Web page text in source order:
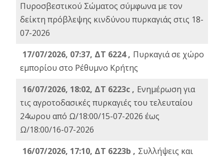
Πυροσβεστικού Σώματος σύμφωνα με τον
δείκτη πρόβλεψης κινδύνου πυρκαγιάς στις 18-
07-2026
17/07/2026, 07:37, ΔΤ 6224 , Πυρκαγιά σε χώρο
εμπορίου στο Ρέθυμνο Κρήτης
16/07/2026, 18:02, ΔΤ 6223c , Ενημέρωση για
τις αγροτοδασικές πυρκαγιές του τελευταίου
24ωρου από Ω/18:00/15-07-2026 έως
Ω/18:00/16-07-2026
16/07/2026, 17:10, ΔΤ 6223b , Συλλήψεις και